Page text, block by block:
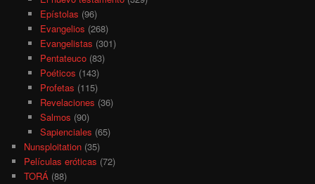
Epístolas (96)
Evangelios (268)
Evangelistas (301)
Pentateuco(83)
Poéticos (143)
Profetas (115)
Revelaciones (36)
Salmos (90)
Sapienciales (65)
Nunsploitation (35)
Películas eróticas (72)
TORÁ (88)